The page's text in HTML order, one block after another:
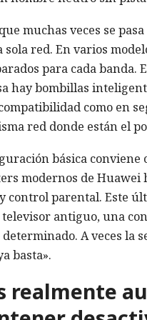
muchas veces se
red. En varios
para cada banda.
hay bombillas
como en
red donde están el
básica
modernos de
control parental. Este
antiguo, una
A veces
basta».
realmente